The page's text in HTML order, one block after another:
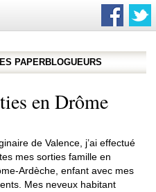
PAPERBLOGUEURS
en Drôme
de Valence, j’ai effectué
mes sorties famille en
Ardèche, enfant avec mes
Mes neveux habitant